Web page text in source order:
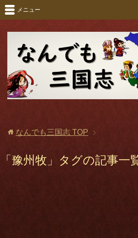
メニュー
なんでも三国志 TOP
「豫州牧」タグの記事一